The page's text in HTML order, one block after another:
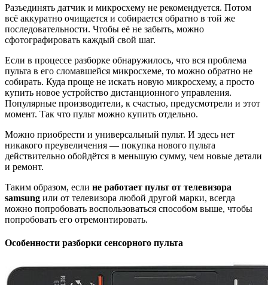
Разъединять датчик и микросхему не рекомендуется. Потом
всё аккуратно очищается и собирается обратно в той же
последовательности. Чтобы её не забыть, можно
сфотографировать каждый свой шаг.
Если в процессе разборке обнаружилось, что вся проблема
пульта в его сломавшейся микросхеме, то можно обратно не
собирать. Куда проще не искать новую микросхему, а просто
купить новое устройство дистанционного управления.
Популярные производители, к счастью, предусмотрели и этот
момент. Так что пульт можно купить отдельно.
Можно приобрести и универсальный пульт. И здесь нет
никакого преувеличения — покупка нового пульта
действительно обойдётся в меньшую сумму, чем новые детали
и ремонт.
Таким образом, если не работает пульт от телевизора
samsung или от телевизора любой другой марки, всегда
можно попробовать воспользоваться способом выше, чтобы
попробовать его отремонтировать.
Особенности разборки сенсорного пульта